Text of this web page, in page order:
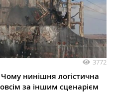
3772
нинішня логістична
за іншим сценарієм